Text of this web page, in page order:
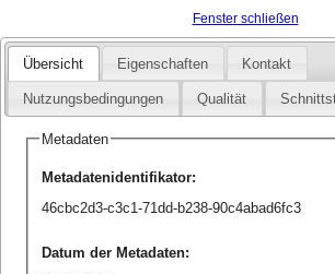
Fenster schließen
Übersicht Eigenschaften Kontakt
Nutzungsbedingungen Qualität
Metadaten
Metadatenidentifikator:
46cbc2d3-c3c1-71dd-b238-90c4abad6fc3
Datum der Metadaten: